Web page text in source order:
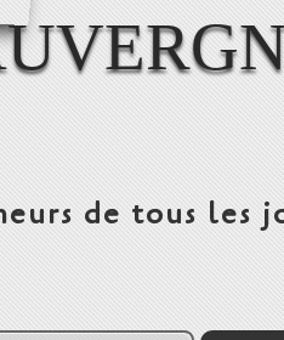
de tous les